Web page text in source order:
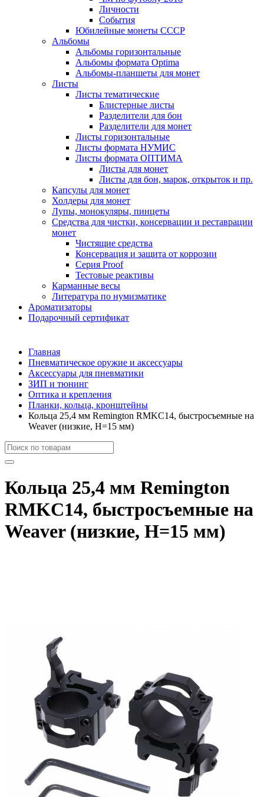
Личности
События
Юбилейные монеты СССР
Альбомы
Альбомы горизонтальные
Альбомы формата Optima
Альбомы-планшеты для монет
Листы
Листы тематические
Блистерные листы
Разделители для бон
Разделители для монет
Листы горизонтальные
Листы формата НУМИС
Листы формата ОПТИМА
Листы для монет
Листы для бон, марок, открыток и пр.
Капсулы для монет
Холдеры для монет
Лупы, монокуляры, пинцеты
Средства для чистки, консервации и реставрации
монет
Чистящие средства
Консервация и защита от коррозии
Серия Proof
Тестовые реактивы
Карманные весы
Литература по нумизматике
Ароматизаторы
Подарочный сертификат
Главная
Пневматическое оружие и аксессуары
Аксессуары для пневматики
ЗИП и тюнинг
Оптика и крепления
Планки, кольца, кронштейны
Кольца 25,4 мм Remington RMKC14, быстросъемные на
Weaver (низкие, H=15 мм)
Кольца 25,4 мм Remington
RMKC14, быстросъемные на
Weaver (низкие, H=15 мм)